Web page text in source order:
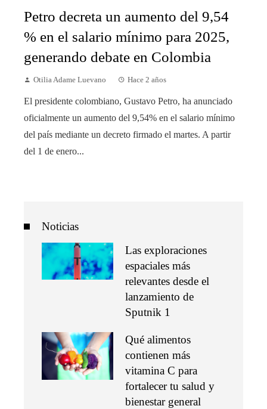
Petro decreta un aumento del 9,54
% en el salario mínimo para 2025,
generando debate en Colombia
Otilia Adame Luevano Hace 2 años
El presidente colombiano, Gustavo Petro, ha anunciado
oficialmente un aumento del 9,54% en el salario mínimo
del país mediante un decreto firmado el martes. A partir
del 1 de enero...
Noticias
Las exploraciones
espaciales más
relevantes desde el
lanzamiento de
Sputnik 1
Qué alimentos
contienen más
vitamina C para
fortalecer tu salud y
bienestar general